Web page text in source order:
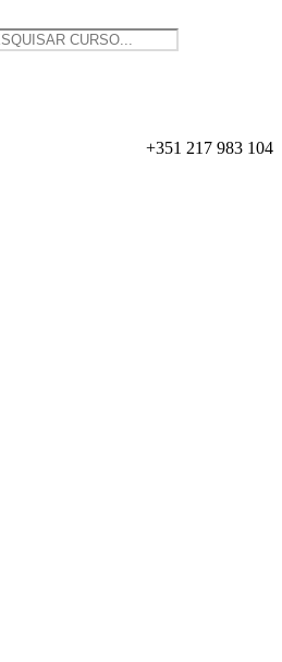
+351 217 983 104